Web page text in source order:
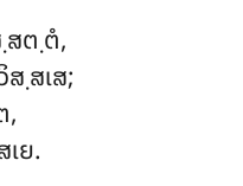
ສຕ຺ຕໍ,
ສເສ;
,
ຍ.